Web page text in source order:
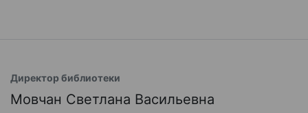
Директор библиотеки
Мовчан Светлана Васильевна